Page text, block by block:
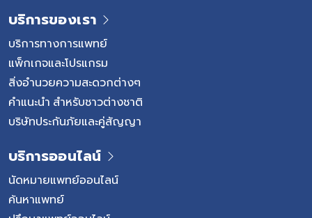
แนวทางหลักที่เพิ่มโอกาสการหายขาดได้มากที่สุด […]
บริการของเรา
บริการทางการแพทย์
แพ็กเกจและโปรแกรม
สิ่งอำนวยความสะดวกต่างๆ
คำแนะนำ สำหรับชาวต่างชาติ
บริษัทประกันภัยและคู่สัญญา
บริการออนไลน์
นัดหมายแพทย์ออนไลน์
ค้นหาแพทย์